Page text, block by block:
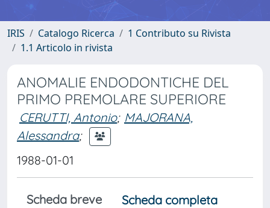
IRIS Catalogo Ricerca
1 Contributo su Rivista
1.1 Articolo in rivista
ANOMALIE ENDODONTICHE DEL
PRIMO PREMOLARE SUPERIORE
CERUTTI, Antonio; MAJORANA,
Alessandra;
1988-01-01
Scheda breve
Scheda completa